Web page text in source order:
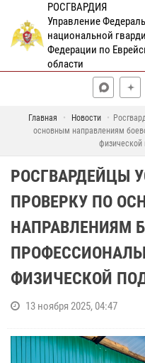
РОСГВАРДИЯ
Управление
национальной
Федерации по
области
Главная Новости
основным направлениям
физической
РОСГВАРДЕЙЦЫ
ПРОВЕРКУ ПО
НАПРАВЛЕНИЯМ
ФИЗИЧЕСКОЙ
13 ноября 2025, 04:47